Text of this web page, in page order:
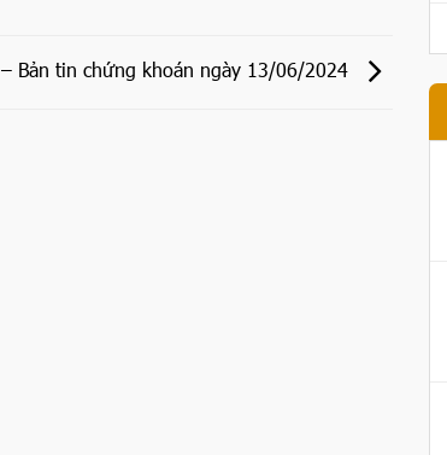
– Bản tin chứng khoán ngày 13/06/2024